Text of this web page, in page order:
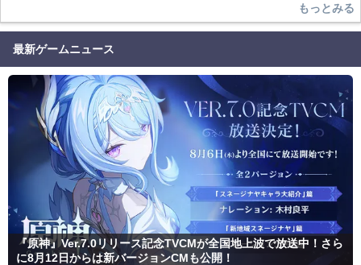
もっとみる
最新ゲームニュース
『原神』Ver.7.0リリース記念TVCMが全国地上波で放送中！さら
に8月12日からは新バージョンCMも公開！